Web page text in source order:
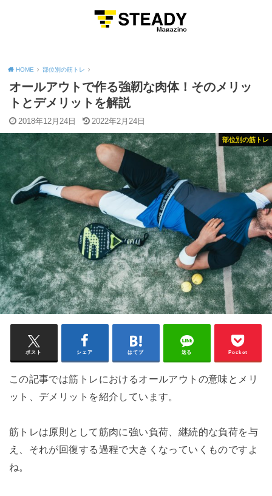
HOME 部位別の筋トレ
オールアウトで作る強靭な肉体！そのメリッ
トとデメリットを解説
2018年12月24日 2022年2月24日
部位別の筋トレ
ポスト シェア はてブ 送る Pocket
この記事では筋トレにおけるオールアウトの意味とメリ
ット、デメリットを紹介しています。
筋トレは原則として筋肉に強い負荷、継続的な負荷を与
え、それが回復する過程で大きくなっていくものですよ
ね。